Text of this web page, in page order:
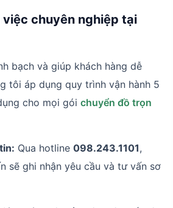
việc chuyên nghiệp tại
bạch và giúp khách hàng dễ
tôi áp dụng quy trình vận hành 5
cho mọi góichuyển đồ trọn
Qua hotline098.243.1101,
sẽ ghi nhận yêu cầu và tư vấn sơ